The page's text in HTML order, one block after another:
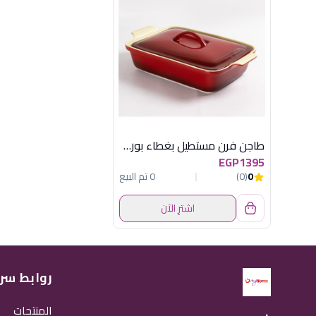
طاجن فرن مستطيل بغطاء بورسلين أحمر رويال ألفريدو
EGP1395
0
(0)
0 تم البيع
اشترِ الآن
روابط
المنتجات